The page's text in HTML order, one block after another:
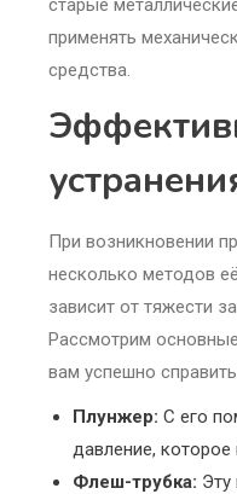
применять
средства.
При возникновении
несколько методов
зависит от тяжести
Рассмотрим
вам успешно
Плунжер: С его
давление,
Флеш-трубка: Эту